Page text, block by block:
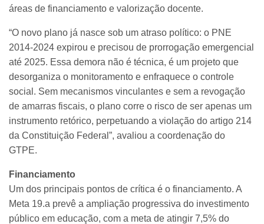
áreas de financiamento e valorização docente.
“O novo plano já nasce sob um atraso político: o PNE
2014-2024 expirou e precisou de prorrogação emergencial
até 2025. Essa demora não é técnica, é um projeto que
desorganiza o monitoramento e enfraquece o controle
social. Sem mecanismos vinculantes e sem a revogação
de amarras fiscais, o plano corre o risco de ser apenas um
instrumento retórico, perpetuando a violação do artigo 214
da Constituição Federal”, avaliou a coordenação do
GTPE.
Financiamento
Um dos principais pontos de crítica é o financiamento. A
Meta 19.a prevê a ampliação progressiva do investimento
público em educação, com a meta de atingir 7,5% do